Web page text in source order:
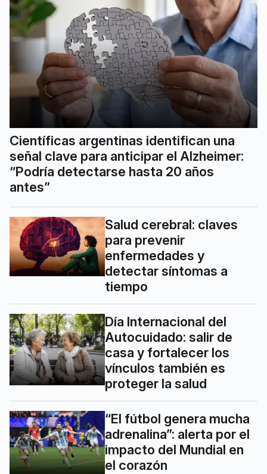
Científicas argentinas identifican una
señal clave para anticipar el Alzheimer:
“Podría detectarse hasta 20 años
antes”
Salud cerebral: claves
para prevenir
enfermedades y
detectar síntomas a
tiempo
Día Internacional del
Autocuidado: salir de
casa y fortalecer los
vínculos también es
proteger la salud
“El fútbol genera mucha
adrenalina”: alerta por el
impacto del Mundial en
el corazón